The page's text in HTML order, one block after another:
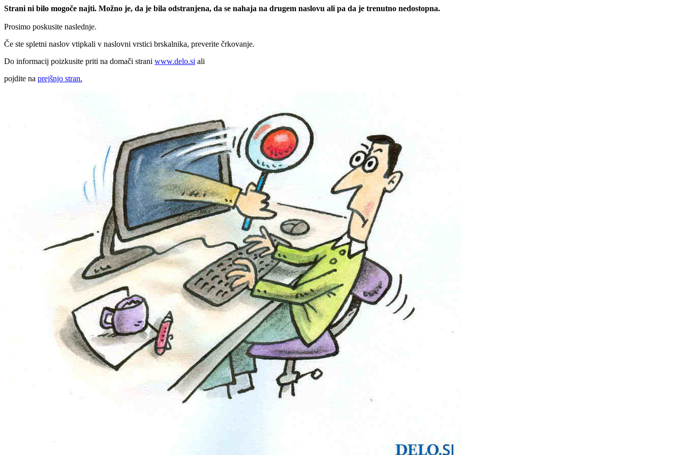
Strani ni bilo mogoče najti. Možno je, da je bila odstranjena, da se nahaja na drugem naslovu ali pa da je trenutno nedostopna.
Prosimo poskusite naslednje.
Če ste spletni naslov vtipkali v naslovni vrstici brskalnika, preverite črkovanje.
Do informacij poizkusite priti na domači strani www.delo.si ali
pojdite na prejšnjo stran.